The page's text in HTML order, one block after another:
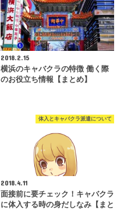
2018.2.15
横浜のキャバクラの特徴 働く際
のお役立ち情報【まとめ】
体入とキャバクラ派遣について
2018.4.11
面接前に要チェック！キャバクラ
に体入する時の身だしなみ【まと